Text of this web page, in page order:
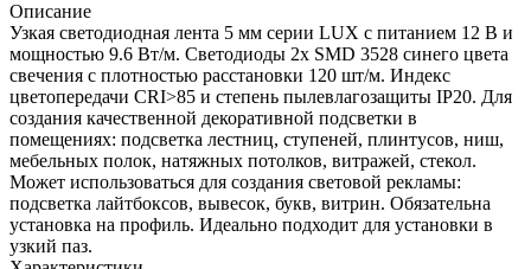
Описание
Узкая светодиодная лента 5 мм серии LUX с питанием 12 В и
мощностью 9.6 Вт/м. Светодиоды 2x SMD 3528 синего цвета
свечения с плотностью расстановки 120 шт/м. Индекс
цветопередачи CRI>85 и степень пылевлагозащиты IP20. Для
создания качественной декоративной подсветки в
помещениях: подсветка лестниц, ступеней, плинтусов, ниш,
мебельных полок, натяжных потолков, витражей, стекол.
Может использоваться для создания световой рекламы:
подсветка лайтбоксов, вывесок, букв, витрин. Обязательна
установка на профиль. Идеально подходит для установки в
узкий паз.